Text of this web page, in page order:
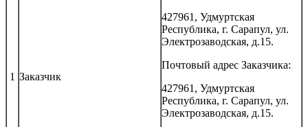
1 Заказчик
427961, Удмуртская
Республика, г. Сарапул, ул.
Электрозаводская, д.15.
Почтовый адрес Заказчика:
427961, Удмуртская
Республика, г. Сарапул, ул.
Электрозаводская, д.15.